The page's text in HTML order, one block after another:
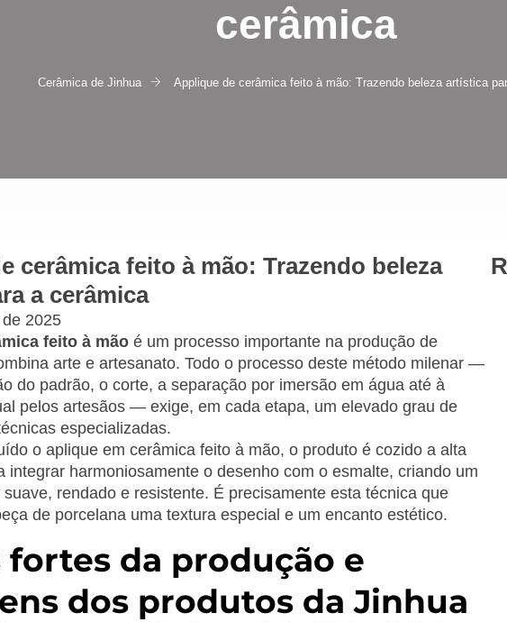
cerâmica
Cerâmica de Jinhua Applique de cerâmica feito à mão: Trazendo beleza artística
cerâmica feito à mão: Trazendo beleza
a cerâmica
2025
feito à mão é um processo importante na produção de
arte e artesanato. Todo o processo deste método milenar —
do padrão, o corte, a separação por imersão em água até à
pelos artesãos — exige, em cada etapa, um elevado grau de
especializadas.
o aplique em cerâmica feito à mão, o produto é cozido a alta
integrar harmoniosamente o desenho com o esmalte, criando um
rendado e resistente. É precisamente esta técnica que
de porcelana uma textura especial e um encanto estético.
fortes da produção e
dos produtos da Jinhua